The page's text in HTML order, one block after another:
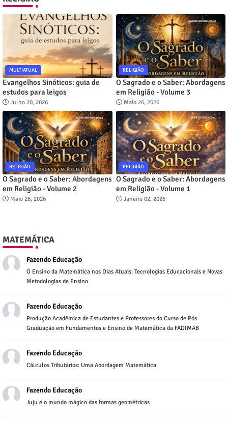
MULTIATUAL
Evangelhos Sinóticos: guia de
estudos para leigos
Julho 20, 2026
RELIGIÃO
O Sagrado e o Saber: Abordagens
em Religião - Volume 3
Maio 26, 2026
RELIGIÃO
O Sagrado e o Saber: Abordagens
em Religião - Volume 2
Maio 26, 2026
RELIGIÃO
O Sagrado e o Saber: Abordagens
em Religião - Volume 1
Janeiro 02, 2026
MATEMÁTICA
Fazendo Educação
O Ensino da Matemática nos Dias Atuais: Tecnologias Educacionais e Novas
Metodologias de Ensino
Fazendo Educação
Produção Acadêmica de Estudantes e Professores do Curso de Pós
Graduação em Fundamentos e Ensino de Matemática da FADIMAB
Fazendo Educação
Cálculos Tributários: Uma Abordagem Matemática
Fazendo Educação
Juju e o mundo mágico das formas geométricas